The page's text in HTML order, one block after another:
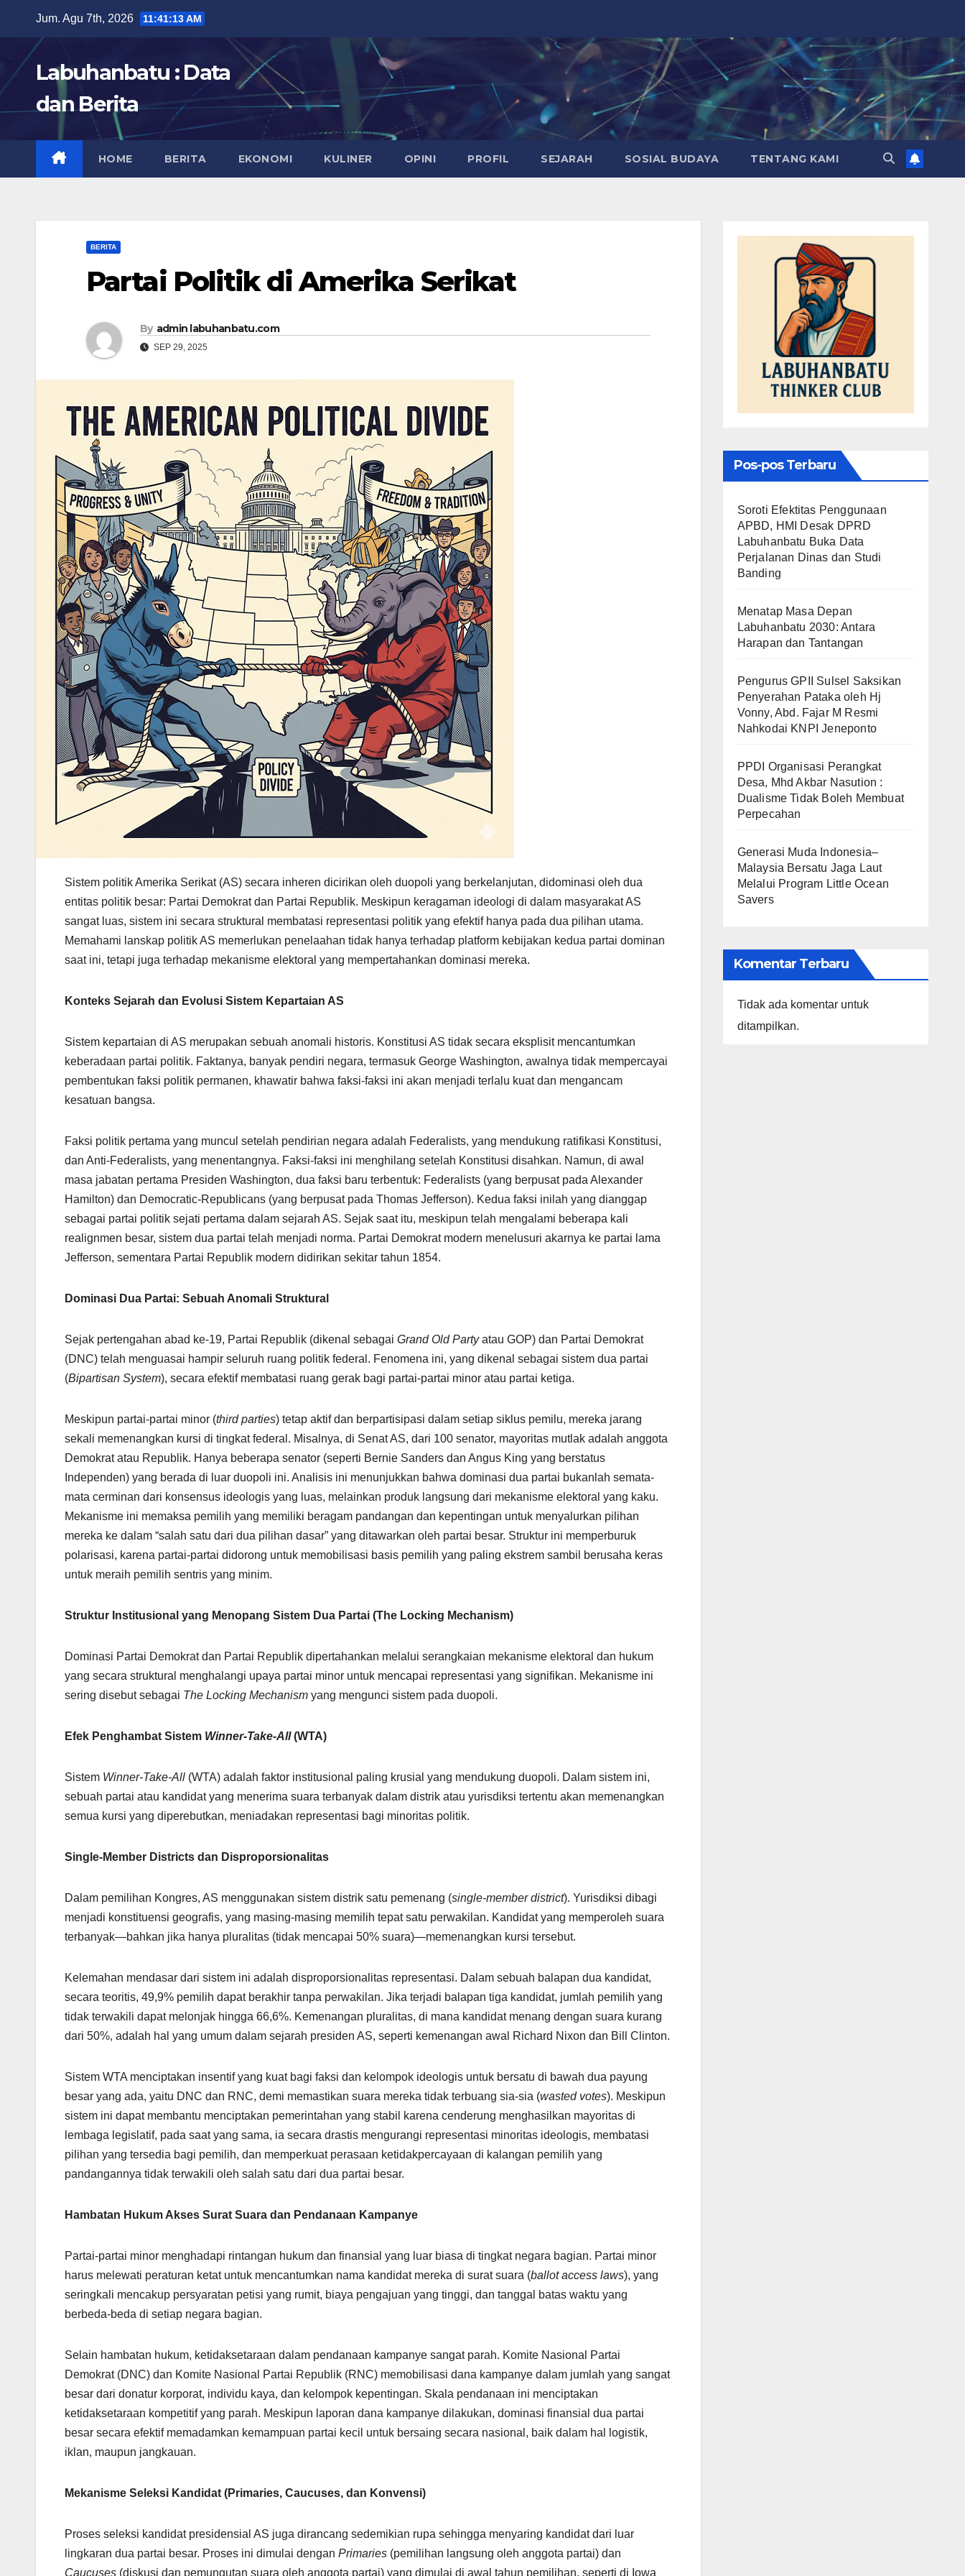
content
Jum. Agu 7th, 2026 11:41:14 AM
Labuhanbatu : Data
dan Berita
HOME BERITA EKONOMI KULINER OPINI PROFIL SEJARAH SOSIAL BUDAYA TENTANG KAMI
BERITA
Partai Politik di Amerika Serikat
By admin labuhanbatu.com
SEP 29, 2025
Sistem politik Amerika Serikat (AS) secara inheren dicirikan oleh duopoli yang berkelanjutan, didominasi oleh dua
entitas politik besar: Partai Demokrat dan Partai Republik. Meskipun keragaman ideologi di dalam masyarakat AS
sangat luas, sistem ini secara struktural membatasi representasi politik yang efektif hanya pada dua pilihan utama.
Memahami lanskap politik AS memerlukan penelaahan tidak hanya terhadap platform kebijakan kedua partai dominan
saat ini, tetapi juga terhadap mekanisme elektoral yang mempertahankan dominasi mereka.
Konteks Sejarah dan Evolusi Sistem Kepartaian AS
Sistem kepartaian di AS merupakan sebuah anomali historis. Konstitusi AS tidak secara eksplisit mencantumkan
keberadaan partai politik. Faktanya, banyak pendiri negara, termasuk George Washington, awalnya tidak mempercayai
pembentukan faksi politik permanen, khawatir bahwa faksi-faksi ini akan menjadi terlalu kuat dan mengancam
kesatuan bangsa.
Faksi politik pertama yang muncul setelah pendirian negara adalah Federalists, yang mendukung ratifikasi Konstitusi,
dan Anti-Federalists, yang menentangnya. Faksi-faksi ini menghilang setelah Konstitusi disahkan. Namun, di awal
masa jabatan pertama Presiden Washington, dua faksi baru terbentuk: Federalists (yang berpusat pada Alexander
Hamilton) dan Democratic-Republicans (yang berpusat pada Thomas Jefferson). Kedua faksi inilah yang dianggap
sebagai partai politik sejati pertama dalam sejarah AS. Sejak saat itu, meskipun telah mengalami beberapa kali
realignmen besar, sistem dua partai telah menjadi norma. Partai Demokrat modern menelusuri akarnya ke partai lama
Jefferson, sementara Partai Republik modern didirikan sekitar tahun 1854.
Dominasi Dua Partai: Sebuah Anomali Struktural
Sejak pertengahan abad ke-19, Partai Republik (dikenal sebagai Grand Old Partyatau GOP) dan Partai Demokrat
(DNC) telah menguasai hampir seluruh ruang politik federal. Fenomena ini, yang dikenal sebagai sistem dua partai
(Bipartisan System), secara efektif membatasi ruang gerak bagi partai-partai minor atau partai ketiga.
Meskipun partai-partai minor (third parties) tetap aktif dan berpartisipasi dalam setiap siklus pemilu, mereka jarang
sekali memenangkan kursi di tingkat federal. Misalnya, di Senat AS, dari 100 senator, mayoritas mutlak adalah anggota
Demokrat atau Republik. Hanya beberapa senator (seperti Bernie Sanders dan Angus King yang berstatus
Independen) yang berada di luar duopoli ini. Analisis ini menunjukkan bahwa dominasi dua partai bukanlah semata-
mata cerminan dari konsensus ideologis yang luas, melainkan produk langsung dari mekanisme elektoral yang kaku.
Mekanisme ini memaksa pemilih yang memiliki beragam pandangan dan kepentingan untuk menyalurkan pilihan
mereka ke dalam “salah satu dari dua pilihan dasar” yang ditawarkan oleh partai besar. Struktur ini memperburuk
polarisasi, karena partai-partai didorong untuk memobilisasi basis pemilih yang paling ekstrem sambil berusaha keras
untuk meraih pemilih sentris yang minim.
Struktur Institusional yang Menopang Sistem Dua Partai (The Locking Mechanism)
Dominasi Partai Demokrat dan Partai Republik dipertahankan melalui serangkaian mekanisme elektoral dan hukum
yang secara struktural menghalangi upaya partai minor untuk mencapai representasi yang signifikan. Mekanisme ini
sering disebut sebagai The Locking Mechanism yang mengunci sistem pada duopoli.
Efek Penghambat Sistem Winner-Take-All(WTA)
Sistem Winner-Take-All (WTA) adalah faktor institusional paling krusial yang mendukung duopoli. Dalam sistem ini,
sebuah partai atau kandidat yang menerima suara terbanyak dalam distrik atau yurisdiksi tertentu akan memenangkan
semua kursi yang diperebutkan, meniadakan representasi bagi minoritas politik.
Single-Member Districts dan Disproporsionalitas
Dalam pemilihan Kongres, AS menggunakan sistem distrik satu pemenang (single-member district). Yurisdiksi dibagi
menjadi konstituensi geografis, yang masing-masing memilih tepat satu perwakilan. Kandidat yang memperoleh suara
terbanyak—bahkan jika hanya pluralitas (tidak mencapai 50% suara)—memenangkan kursi tersebut.
Kelemahan mendasar dari sistem ini adalah disproporsionalitas representasi. Dalam sebuah balapan dua kandidat,
secara teoritis, 49,9% pemilih dapat berakhir tanpa perwakilan. Jika terjadi balapan tiga kandidat, jumlah pemilih yang
tidak terwakili dapat melonjak hingga 66,6%. Kemenangan pluralitas, di mana kandidat menang dengan suara kurang
dari 50%, adalah hal yang umum dalam sejarah presiden AS, seperti kemenangan awal Richard Nixon dan Bill Clinton.
Sistem WTA menciptakan insentif yang kuat bagi faksi dan kelompok ideologis untuk bersatu di bawah dua payung
besar yang ada, yaitu DNC dan RNC, demi memastikan suara mereka tidak terbuang sia-sia (wasted votes). Meskipun
sistem ini dapat membantu menciptakan pemerintahan yang stabil karena cenderung menghasilkan mayoritas di
lembaga legislatif, pada saat yang sama, ia secara drastis mengurangi representasi minoritas ideologis, membatasi
pilihan yang tersedia bagi pemilih, dan memperkuat perasaan ketidakpercayaan di kalangan pemilih yang
pandangannya tidak terwakili oleh salah satu dari dua partai besar.
Hambatan Hukum Akses Surat Suara dan Pendanaan Kampanye
Partai-partai minor menghadapi rintangan hukum dan finansial yang luar biasa di tingkat negara bagian. Partai minor
harus melewati peraturan ketat untuk mencantumkan nama kandidat mereka di surat suara (ballot access laws), yang
seringkali mencakup persyaratan petisi yang rumit, biaya pengajuan yang tinggi, dan tanggal batas waktu yang
berbeda-beda di setiap negara bagian.
Selain hambatan hukum, ketidaksetaraan dalam pendanaan kampanye sangat parah. Komite Nasional Partai
Demokrat (DNC) dan Komite Nasional Partai Republik (RNC) memobilisasi dana kampanye dalam jumlah yang sangat
besar dari donatur korporat, individu kaya, dan kelompok kepentingan. Skala pendanaan ini menciptakan
ketidaksetaraan kompetitif yang parah. Meskipun laporan dana kampanye dilakukan, dominasi finansial dua partai
besar secara efektif memadamkan kemampuan partai kecil untuk bersaing secara nasional, baik dalam hal logistik,
iklan, maupun jangkauan.
Mekanisme Seleksi Kandidat (Primaries, Caucuses, dan Konvensi)
Proses seleksi kandidat presidensial AS juga dirancang sedemikian rupa sehingga menyaring kandidat dari luar
lingkaran dua partai besar. Proses ini dimulai dengan Primaries (pemilihan langsung oleh anggota partai) dan
Caucuses (diskusi dan pemungutan suara oleh anggota partai) yang dimulai di awal tahun pemilihan, seperti di Iowa
Pos-pos Terbaru
Soroti Efektitas Penggunaan
APBD, HMI Desak DPRD
Labuhanbatu Buka Data
Perjalanan Dinas dan Studi
Banding
Menatap Masa Depan
Labuhanbatu 2030: Antara
Harapan dan Tantangan
Pengurus GPII Sulsel Saksikan
Penyerahan Pataka oleh Hj
Vonny, Abd. Fajar M Resmi
Nahkodai KNPI Jeneponto
PPDI Organisasi Perangkat
Desa, Mhd Akbar Nasution :
Dualisme Tidak Boleh Membuat
Perpecahan
Generasi Muda Indonesia–
Malaysia Bersatu Jaga Laut
Melalui Program Little Ocean
Savers
Komentar Terbaru
Tidak ada komentar untuk
ditampilkan.